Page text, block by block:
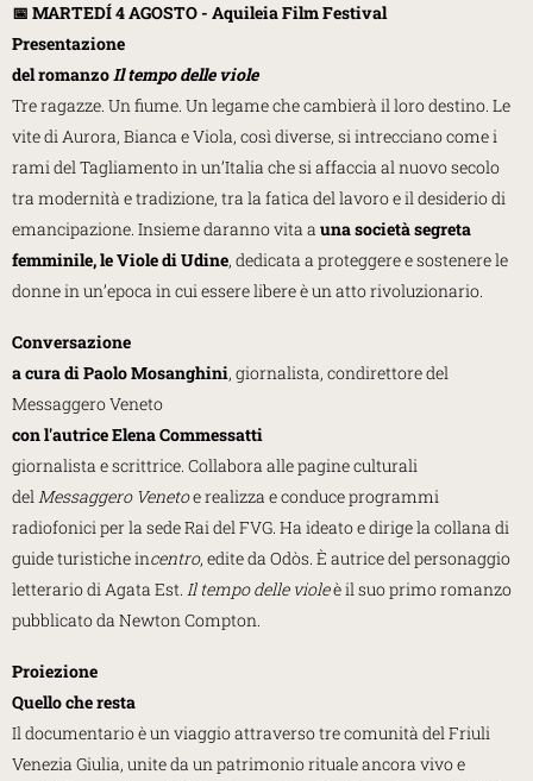
📅 MARTEDÍ 4 AGOSTO - Aquileia Film Festival
Presentazione
del romanzoIl tempo delle viole
Tre ragazze. Un fiume. Un legame che cambierà il loro destino. Le
vite di Aurora, Bianca e Viola, così diverse, si intrecciano come i
rami del Tagliamento in un’Italia che si affaccia al nuovo secolo
tra modernità e tradizione, tra la fatica del lavoro e il desiderio di
emancipazione. Insieme daranno vita auna società segreta
femminile, le Viole di Udine, dedicata a proteggere e sostenere le
donne in un’epoca in cui essere libere è un atto rivoluzionario.
Conversazione
​a cura di Paolo Mosanghini, giornalista, condirettore del
Messaggero Veneto
con l'autrice Elena Commessatti
giornalista e scrittrice. Collabora alle pagine culturali
delMessaggero Venetoe realizza e conduce programmi
radiofonici per la sede Rai del FVG. Ha ideato e dirige la collana di
guide turistiche incentro, edite da Odòs. È autrice del personaggio
letterario di Agata Est. Il tempo delle violeè il suo primo romanzo
pubblicato da Newton Compton.
Proiezione
Quello che resta
Il documentario è un viaggio attraverso tre comunità del Friuli
Venezia Giulia, unite da un patrimonio rituale ancora vivo e